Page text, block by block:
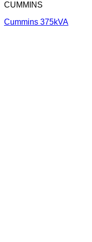
CUMMINS
Cummins 375kVA